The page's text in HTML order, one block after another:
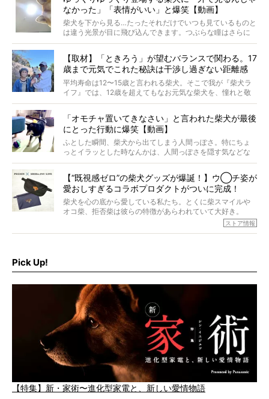
なかった」「表情がいい」と爆笑【動画】
柴犬を下から見る…たったそれだけでいつも見ているものと
は違う光景が目に飛び込んできます。つぶらな瞳はさらに
つぶらに見え、モフモフのお顔はさらにモフモフに見えま
【取材】「ときろう」が望むバランスで関わる。17
歳まで元気でこれた秘訣は干渉し過ぎない距離感
#38ときろう
平均寿命は12〜15歳と言われる柴犬。そこで我が『柴犬ラ
イフ』では、12歳を超えてもなお元気な柴犬を、憧れと敬
意を込めて“レジェンド柴”と呼んでいます。 この特集で
ォーカスし、その元気の秘訣や、老犬と暮らすうえで大切
だと思うことを、オーナーさんに語っていただきます。今
回登場してくれたのは、17歳のときろうくん。小さい頃か
ら食が細かったため、何でも食べさせてきたということで
「オモチャ置いてきなさい」と言われた柴犬が最後
にとった行動に爆笑【動画】
ふとした瞬間、柴犬から出てしまう人間っぽさ。特にちょ
っとイラッとした時なんかは、人間っぽさを隠す気などな
いように見えます。もしかして本当の本当は、中身は人間
【“既視感ゼロ”の柴犬グッズが爆誕！】ウ◯チ姿が
愛おしすぎるコラボプロダクトがついに完成！
柴犬を心の底から愛している私たち。とくに柴スマイルや
オコ柴、拒否柴は彼らの特徴があらわれていて大好き。
でもちょっと待て…もうひとつ、忘れてはならない愛おしい
ストア情報
Pick Up!
【特集】新・家術〜進化型家電と、新しい愛情物語